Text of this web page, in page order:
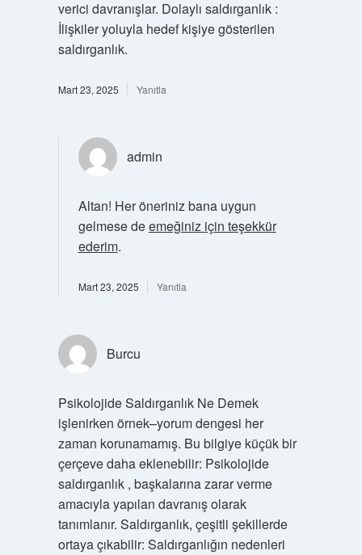
verici davranışlar. Dolaylı saldırganlık :
İlişkiler yoluyla hedef kişiye gösterilen
saldırganlık.
Mart 23, 2025 Yanıtla
admin
Altan! Her öneriniz bana uygun
gelmese deemeğiniz için teşekkür
ederim.
Mart 23, 2025 Yanıtla
Burcu
Psikolojide Saldırganlık Ne Demek
işlenirken örnek–yorum dengesi her
zaman korunamamış. Bu bilgiye küçük bir
çerçeve daha eklenebilir: Psikolojide
saldırganlık , başkalarına zarar verme
amacıyla yapılan davranış olarak
tanımlanır. Saldırganlık, çeşitli şekillerde
ortaya çıkabilir: Saldırganlığın nedenleri